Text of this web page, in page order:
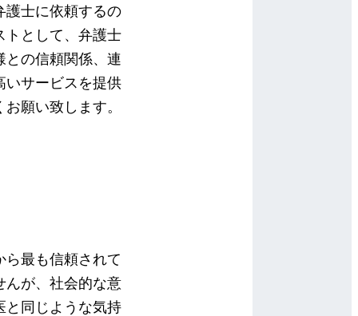
護士に依頼するの
トとして、弁護士
との信頼関係、連
いサービスを提供
願い致します。
最も信頼されて
んが、社会的な意
と同じような気持